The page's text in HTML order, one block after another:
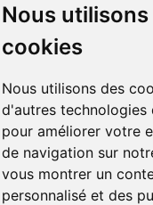
Nous utilisons
cookies
Nous utilisons des
d'autres technologies
pour améliorer votre
de navigation sur
vous montrer un
personnalisé et des
Brusselslife Team
de 12 000 adresses
sections de
et un grand choix
conseils et astuces de